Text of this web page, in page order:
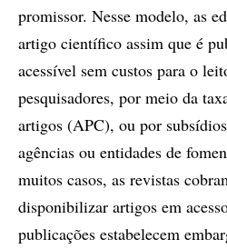
promissor. Nesse modelo, as
artigo científico assim que é
acessível sem custos para o
pesquisadores, por meio da
artigos (APC), ou por
agências ou entidades de
muitos casos, as revistas
disponibilizar artigos em
publicações estabelecem